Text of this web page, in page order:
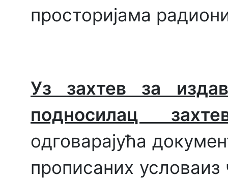
просторијама
Уз захтев за
подносилац
одговарајућа
прописаних